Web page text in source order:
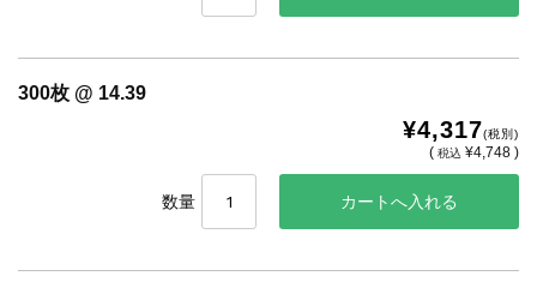
300枚 @ 14.39
¥4,317(税別)
(税込 ¥4,748 )
数量